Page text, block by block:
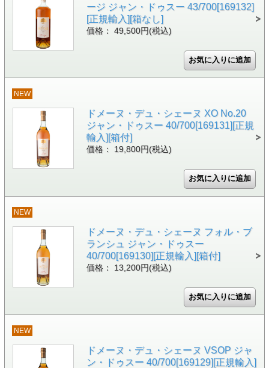
ージ ジャン・ドゥスー 43/700[169132]
[正規輸入][箱なし]
価格： 49,500円(税込)
NEW
ドメーヌ・デュ・シェーヌ XO No.20
ジャン・ドゥスー 40/700[169131][正規
輸入][箱付]
価格： 19,800円(税込)
NEW
ドメーヌ・デュ・シェーヌ フォル・ブ
ランシュ ジャン・ドゥスー
40/700[169130][正規輸入][箱付]
価格： 13,200円(税込)
NEW
ドメーヌ・デュ・シェーヌ VSOP ジャ
ン・ドゥスー 40/700[169129][正規輸入]